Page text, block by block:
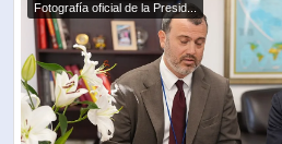
Fotografía oficial de la Presid...